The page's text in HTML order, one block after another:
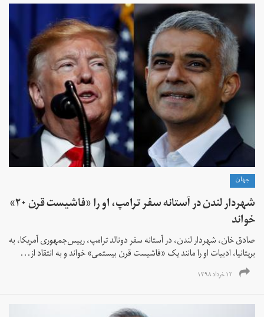
جهان
شهردار لندن در آستانه سفر ترامپ، او را «فاشیست قرن ۲۰»
خواند
صادق خان،‌ شهردار لندن،‌ در آستانه سفر دونالد ترامپ، رییس‌جمهوری آمریکا، به
بریتانیا، ادبیات او را مانند یک «فاشیست قرن بیستمی» خواند و به انتقاد از...
۱۲ خرداد ۱۳۹۸